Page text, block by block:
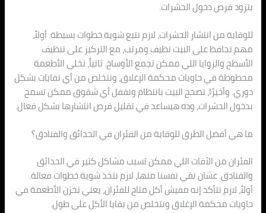
بتزود فرص دخول الحشرات.
للوقاية من انتشار الحشرات، لازم نتبع شوية خطوات بسيطة. أولاً،
مهم نحافظ على البيت نظيف ومرتب، مع التركيز على تنظيف
الأسطح والزوايا اللي ممكن تجمع الأوساخ. ثانياً، نخلي الأطعمة
محطوطة في حاويات محكمة الإغلاق، ونتخلص من أي نفايات بشكل
دوري. وأخيرًا، نصحح البيت بانتظام ونقفل أي شقوق ممكن تسمح
بدخول الحشرات، وده هيساعد في تقليل فرص انتشارها بشكل فعال.
ما هي أفضل الطرق للوقاية من الفئران في الحدائق والفنادق؟
الفئران من الآفات اللي ممكن تسبب مشاكل كتير في الحدائق
والفنادق. عشان نقي نفسنا منها، لازم نتخذ شوية خطوات فعالة.
أولاً، لازم نتأكد إنه مفيش أكل متاح للفئران، يعني نخزن الأطعمة في
حاويات محكمة الإغلاق ونتخلص من بقايا الأكل على طول.